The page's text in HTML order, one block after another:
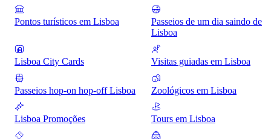
Pontos turísticos em Lisboa
Passeios de um dia saindo de
Lisboa
Lisboa City Cards Visitas guiadas em Lisboa
Passeios hop-on hop-off Lisboa Zoológicos em Lisboa
Lisboa Promoções Tours em Lisboa